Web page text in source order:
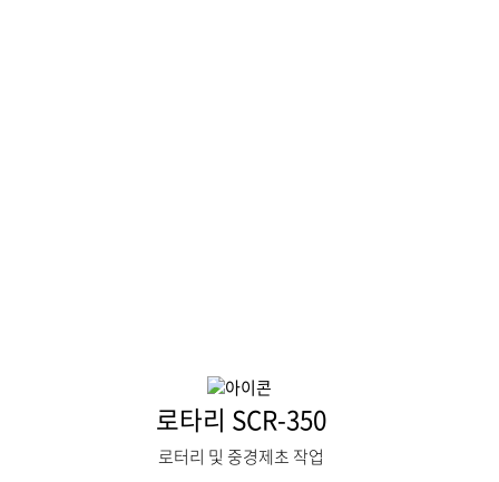
로타리 SCR-350
로터리 및 중경제초 작업